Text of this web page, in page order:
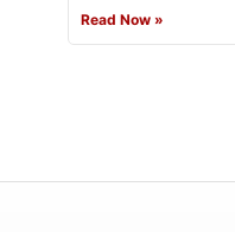
Read Now »